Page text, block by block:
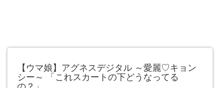
【ウマ娘】アグネスデジタル ～愛麗♡キョン
シー～ 「これスカートの下どうなってる